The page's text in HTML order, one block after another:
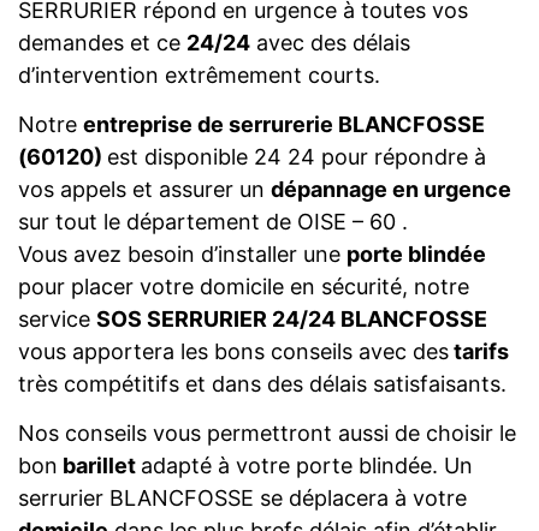
SERRURIER répond en urgence à toutes vos
demandes et ce 24/24 avec des délais
d’intervention extrêmement courts.
Notre entreprise de serrurerie BLANCFOSSE
(60120) est disponible 24 24 pour répondre à
vos appels et assurer un dépannage en urgence
sur tout le département de OISE – 60 .
Vous avez besoin d’installer une porte blindée
pour placer votre domicile en sécurité, notre
service SOS SERRURIER 24/24 BLANCFOSSE
vous apportera les bons conseils avec destarifs
très compétitifs et dans des délais satisfaisants.
Nos conseils vous permettront aussi de choisir le
bon barillet adapté à votre porte blindée. Un
serrurier BLANCFOSSE se déplacera à votre